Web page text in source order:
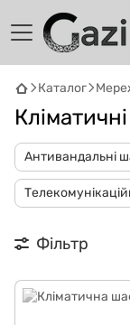
Каталог
Антивандальні
Фільтр
GAZIKAI
Онлайн ·
Привіт!
підібрати